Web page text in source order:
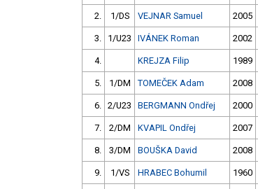
2. 1/DS VEJNAR Samuel 2005
3. 1/U23 IVÁNEK Roman 2002
4. KREJZA Filip 1989
5. 1/DM TOMEČEK Adam 2008
6. 2/U23 BERGMANN Ondřej 2000
7. 2/DM KVAPIL Ondřej 2007
8. 3/DM BOUŠKA David 2008
9. 1/VS HRABEC Bohumil 1960